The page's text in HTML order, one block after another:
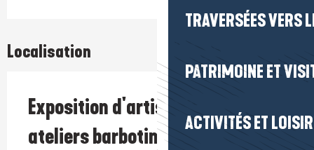
TRAVERSÉES VERS
PATRIMOINE ET
ACTIVITÉS ET
Localisation
Exposition d'artisanat : Les
ateliers barbotine, Toupic &